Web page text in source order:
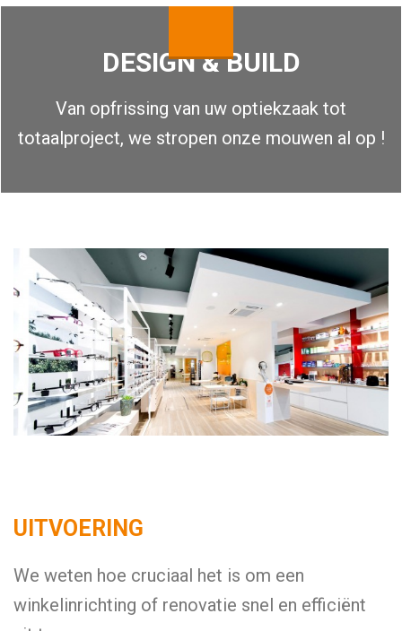
DESIGN & BUILD
Van opfrissing van uw optiekzaak tot
totaalproject, we stropen onze mouwen al op !
UITVOERING
We weten hoe cruciaal het is om een
winkelinrichting of renovatie snel en efficiënt